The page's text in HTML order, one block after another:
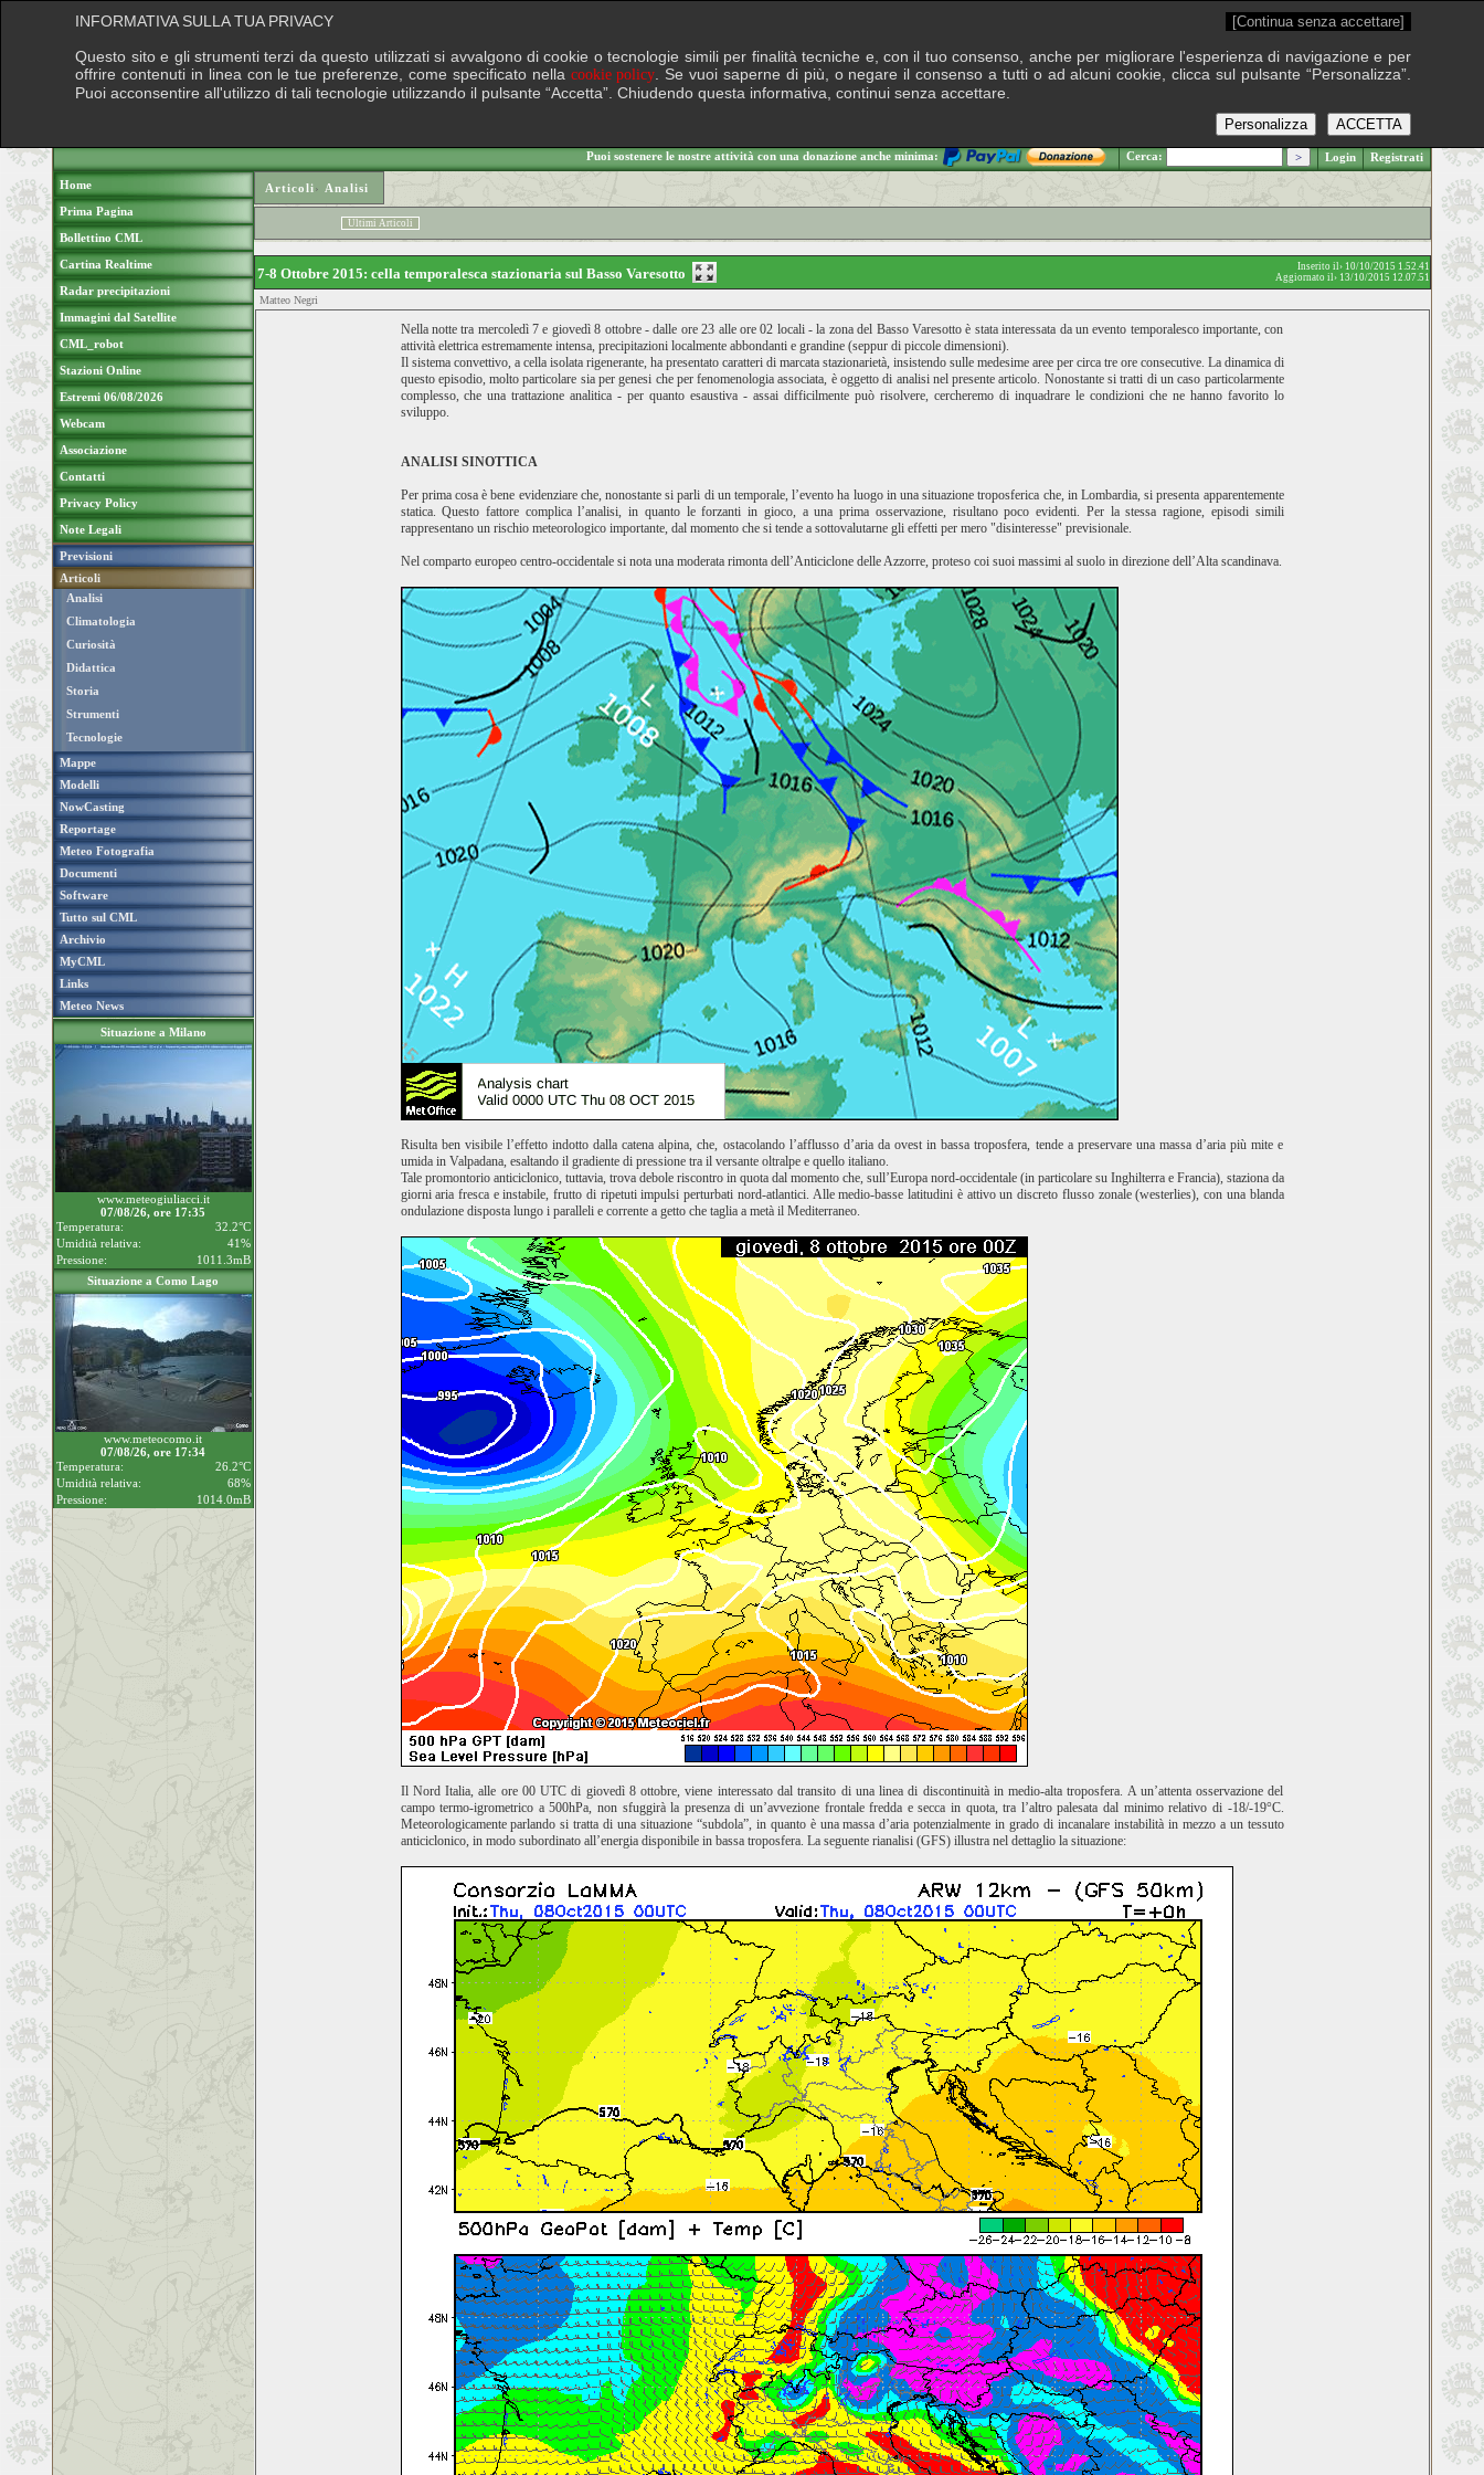
.: Venerdì 7 agosto 2026
Puoi sostenere le nostre attività con una donazione anche minima: Cerca: Login Registrati
Home
Prima Pagina
Bollettino CML
Cartina Realtime
Radar precipitazioni
Immagini dal Satellite
CML_robot
Stazioni Online
Estremi 06/08/2026
Webcam
Associazione
Contatti
Privacy Policy
Note Legali
Previsioni
Articoli
Analisi
Climatologia
Curiosità
Didattica
Storia
Strumenti
Tecnologie
Mappe
Modelli
NowCasting
Reportage
Meteo Fotografia
Documenti
Software
Tutto sul CML
Archivio
MyCML
Links
Meteo News
Situazione a Milano
www.meteogiuliacci.it
07/08/26, ore 17:35
Temperatura:
32.2°C
Umidità relativa:
41%
Pressione:
1011.3mB
Situazione a Como Lago
www.meteocomo.it
07/08/26, ore 17:34
Temperatura:
26.2°C
Umidità relativa:
68%
Pressione:
1014.0mB
Articoli› Analisi
Ultimi Articoli
7-8 Ottobre 2015: cella temporalesca stazionaria sul Basso Varesotto
Inserito il› 10/10/2015 1.52.41
Aggiornato il› 13/10/2015 12.07.51
Matteo Negri
Nella notte tra mercoledì 7 e giovedì 8 ottobre - dalle ore 23 alle ore 02 locali - la zona del Basso Varesotto è stata interessata da un evento temporalesco importante, con
attività elettrica estremamente intensa, precipitazioni localmente abbondanti e grandine (seppur di piccole dimensioni).
Il sistema convettivo, a cella isolata rigenerante, ha presentato caratteri di marcata stazionarietà, insistendo sulle medesime aree per circa tre ore consecutive. La dinamica di
questo episodio, molto particolare sia per genesi che per fenomenologia associata, è oggetto di analisi nel presente articolo. Nonostante si tratti di un caso particolarmente
complesso, che una trattazione analitica - per quanto esaustiva - assai difficilmente può risolvere, cercheremo di inquadrare le condizioni che ne hanno favorito lo
sviluppo.
ANALISI SINOTTICA
Per prima cosa è bene evidenziare che, nonostante si parli di un temporale, l’evento ha luogo in una situazione troposferica che, in Lombardia, si presenta apparentemente
statica. Questo fattore complica l’analisi, in quanto le forzanti in gioco, a una prima osservazione, risultano poco evidenti. Per la stessa ragione, episodi simili
rappresentano un rischio meteorologico importante, dal momento che si tende a sottovalutarne gli effetti per mero "disinteresse" previsionale.
Nel comparto europeo centro-occidentale si nota una moderata rimonta dell’Anticiclone delle Azzorre, proteso coi suoi massimi al suolo in direzione dell’Alta scandinava.
Risulta ben visibile l’effetto indotto dalla catena alpina, che, ostacolando l’afflusso d’aria da ovest in bassa troposfera, tende a preservare una massa d’aria più mite e
umida in Valpadana, esaltando il gradiente di pressione tra il versante oltralpe e quello italiano.
Tale promontorio anticiclonico, tuttavia, trova debole riscontro in quota dal momento che, sull’Europa nord-occidentale (in particolare su Inghilterra e Francia), staziona da
giorni aria fresca e instabile, frutto di ripetuti impulsi perturbati nord-atlantici. Alle medio-basse latitudini è attivo un discreto flusso zonale (westerlies), con una blanda
ondulazione disposta lungo i paralleli e corrente a getto che taglia a metà il Mediterraneo.
Il Nord Italia, alle ore 00 UTC di giovedì 8 ottobre, viene interessato dal transito di una linea di discontinuità in medio-alta troposfera. A un’attenta osservazione del
campo termo-igrometrico a 500hPa, non sfuggirà la presenza di un’avvezione frontale fredda e secca in quota, tra l’altro palesata dal minimo relativo di -18/-19°C.
Meteorologicamente parlando si tratta di una situazione “subdola”, in quanto è una massa d’aria potenzialmente in grado di incanalare instabilità in mezzo a un tessuto
anticiclonico, in modo subordinato all’energia disponibile in bassa troposfera. La seguente rianalisi (GFS) illustra nel dettaglio la situazione:
INFORMATIVA SULLA TUA PRIVACY [Continua senza accettare]
Questo sito e gli strumenti terzi da questo utilizzati si avvalgono di cookie o tecnologie simili per finalità tecniche e, con il tuo consenso, anche per migliorare l'esperienza di navigazione e per
offrire contenuti in linea con le tue preferenze, come specificato nella cookie policy . Se vuoi saperne di più, o negare il consenso a tutti o ad alcuni cookie, clicca sul pulsante “Personalizza”.
Puoi acconsentire all'utilizzo di tali tecnologie utilizzando il pulsante “Accetta”. Chiudendo questa informativa, continui senza accettare.
ACCETTA
Personalizza